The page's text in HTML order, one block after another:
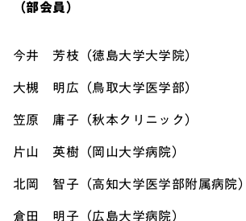
（部会員）
今井 芳枝（徳島大学大学院）
大槻 明広（鳥取大学医学部）
笠原 庸子（秋本クリニック）
片山 英樹（岡山大学病院）
北岡 智子（高知大学医学部附属病院）
倉田 明子（広島大学病院）